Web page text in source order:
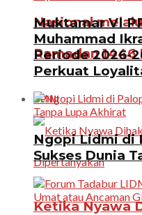
Nasional
Ramadan 1446
OPINI
Ketika Nyawa
Muktamar VI
Muhammad
Periode 2026-
Perkuat
Ngopi Lidmi di
Sukses Dunia